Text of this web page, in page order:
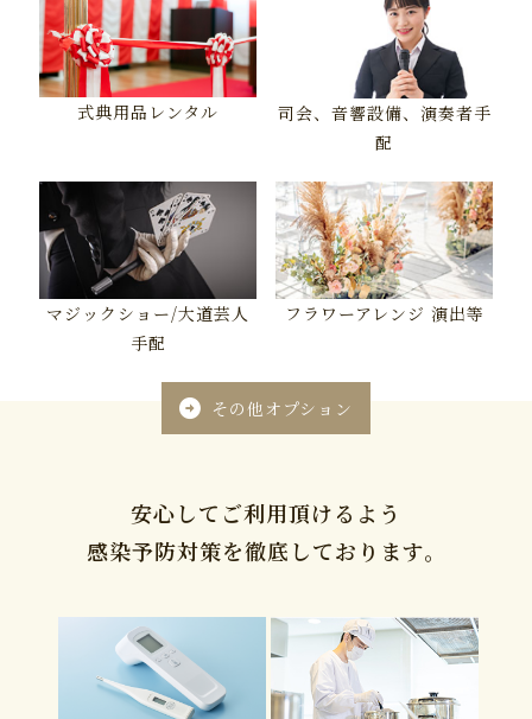
式典用品レンタル
司会、音響設備、演奏者手
配
マジックショー/大道芸人
手配
フラワーアレンジ 演出等
 その他オプション
安心してご利用頂けるよう
感染予防対策を徹底しております。